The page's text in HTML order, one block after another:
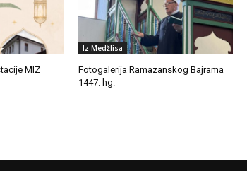
MIZ
Iz Medžlisa
Fotogalerija Ramazanskog Bajrama
1447. hg.